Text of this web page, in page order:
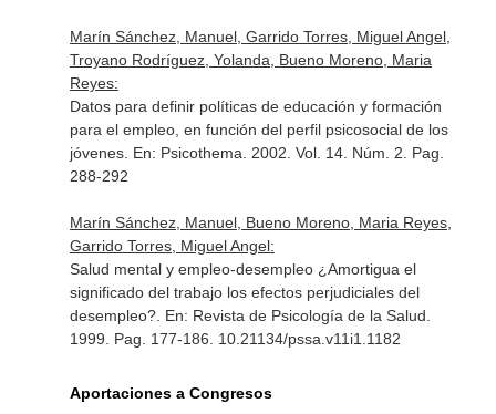
Marín Sánchez, Manuel, Garrido Torres, Miguel Angel,
Troyano Rodríguez, Yolanda, Bueno Moreno, Maria
Reyes:
Datos para definir políticas de educación y formación
para el empleo, en función del perfil psicosocial de los
jóvenes. En: Psicothema . 2002. Vol. 14. Núm. 2. Pag.
288-292
Marín Sánchez, Manuel, Bueno Moreno, Maria Reyes,
Garrido Torres, Miguel Angel:
Salud mental y empleo-desempleo ¿Amortigua el
significado del trabajo los efectos perjudiciales del
desempleo?. En: Revista de Psicología de la Salud
1999. Pag. 177-186. 10.21134/pssa.v11i1.1182
Aportaciones a Congresos